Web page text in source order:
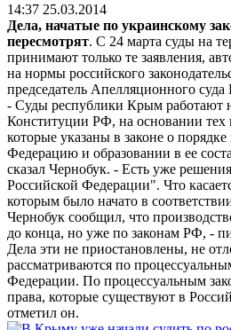
14:37 25.03.2014
Дела, начатые по украинскому
пересмотрят. С 24 марта суды на
принимают только те заявления,
на нормы российского
председатель Апелляционного
- Суды республики Крым работают
Конституции РФ, на основании тех
которые указаны в законе о
Федерацию и образовании в ее
сказал Чернобук. - Есть уже
Российской Федерации". Что
которым было начато в
Чернобук сообщил, что
до конца, но уже по законам РФ, -
Дела эти не приостановлены, не
рассматриваются по
Федерации. По процессуальным
права, которые существуют в
отметил он.